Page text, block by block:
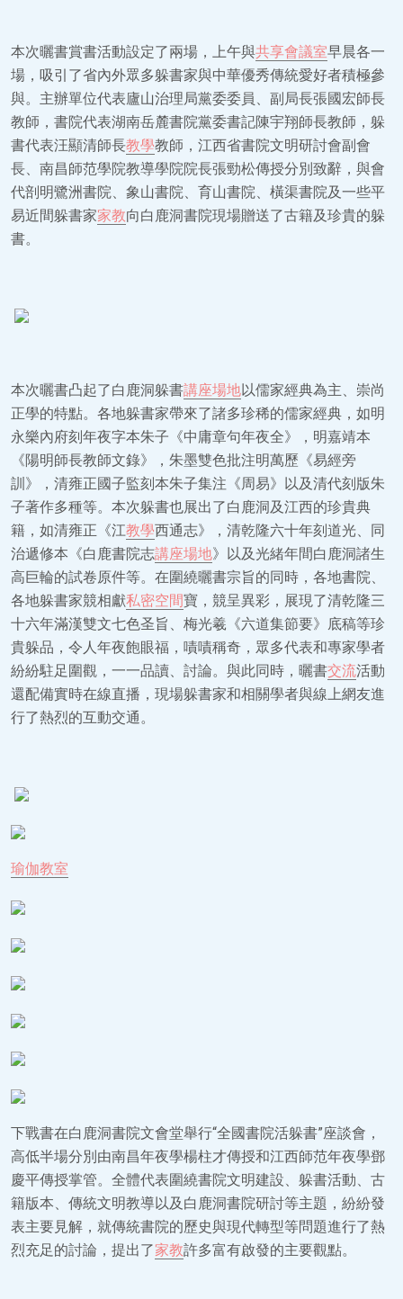
本次曬書賞書活動設定了兩場，上午與共享會議室早晨各一
場，吸引了省內外眾多躲書家與中華優秀傳統愛好者積極參
與。主辦單位代表廬山治理局黨委委員、副局長張國宏師長
教師，書院代表湖南岳麓書院黨委書記陳宇翔師長教師，躲
書代表汪顯清師長教學教師，江西省書院文明研討會副會
長、南昌師范學院教導學院院長張勁松傳授分別致辭，與會
代剖明鷺洲書院、象山書院、育山書院、橫渠書院及一些平
易近間躲書家家教向白鹿洞書院現場贈送了古籍及珍貴的躲
書。
本次曬書凸起了白鹿洞躲書講座場地以儒家經典為主、崇尚
正學的特點。各地躲書家帶來了諸多珍稀的儒家經典，如明
永樂內府刻年夜字本朱子《中庸章句年夜全》，明嘉靖本
《陽明師長教師文錄》，朱墨雙色批注明萬歷《易經旁
訓》，清雍正國子監刻本朱子集注《周易》以及清代刻版朱
子著作多種等。本次躲書也展出了白鹿洞及江西的珍貴典
籍，如清雍正《江教學西通志》，清乾隆六十年刻道光、同
治遞修本《白鹿書院志講座場地》以及光緒年間白鹿洞諸生
高巨輪的試卷原件等。在圍繞曬書宗旨的同時，各地書院、
各地躲書家競相獻私密空間寶，競呈異彩，展現了清乾隆三
十六年滿漢雙文七色圣旨、梅光羲《六道集節要》底稿等珍
貴躲品，令人年夜飽眼福，嘖嘖稱奇，眾多代表和專家學者
紛紛駐足圍觀，一一品讀、討論。與此同時，曬書交流活動
還配備實時在線直播，現場躲書家和相關學者與線上網友進
行了熱烈的互動交通。
瑜伽教室
下戰書在白鹿洞書院文會堂舉行“全國書院活躲書”座談會，
高低半場分別由南昌年夜學楊柱才傳授和江西師范年夜學鄧
慶平傳授掌管。全體代表圍繞書院文明建設、躲書活動、古
籍版本、傳統文明教導以及白鹿洞書院研討等主題，紛紛發
表主要見解，就傳統書院的歷史與現代轉型等問題進行了熱
烈充足的討論，提出了家教許多富有啟發的主要觀點。